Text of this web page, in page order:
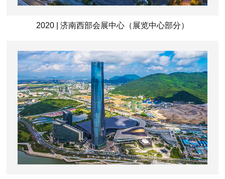
2020 | 济南西部会展中心（展览中心部分）